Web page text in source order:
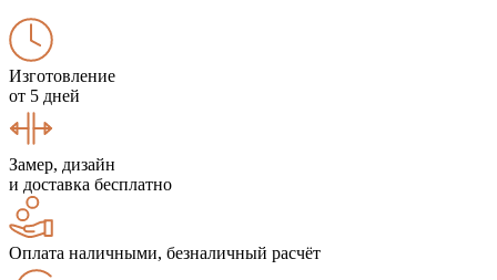
Изготовление
от 5 дней
Замер, дизайн
и доставка бесплатно
Оплата наличными, безналичный расчёт